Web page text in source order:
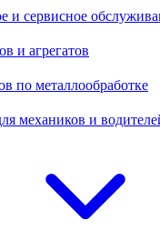
и сервисное
и агрегатов
по металлообработке
механиков и